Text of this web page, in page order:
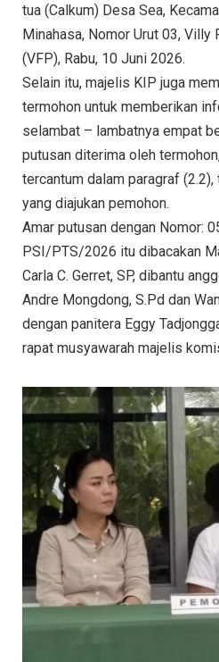
tua (Calkum) Desa Sea,
Minahasa, Nomor Urut 03, Villy
(VFP), Rabu, 10 Juni 2026.
Selain itu, majelis KIP juga
termohon untuk memberikan
selambat – lambatnya empat
putusan diterima oleh
tercantum dalam paragraf
yang diajukan pemohon.
Amar putusan dengan Nomor:
PSI/PTS/2026 itu dibacakan
Carla C. Gerret, SP, dibantu
Andre Mongdong, S.Pd dan
dengan panitera Eggy
rapat musyawarah majelis